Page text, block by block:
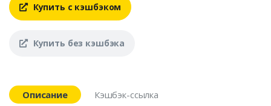
Купить с кэшбэком
Купить без кэшбэка
Описание
Кэшбэк-ссылка